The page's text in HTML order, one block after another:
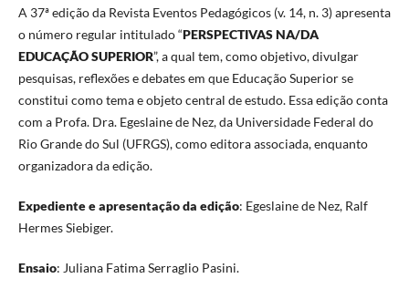
A 37ª edição da Revista Eventos Pedagógicos (v. 14, n. 3) apresenta
o número regular intitulado “PERSPECTIVAS NA/DA
EDUCAÇÃO SUPERIOR”, a qual tem, como objetivo, divulgar
pesquisas, reflexões e debates em que Educação Superior se
constitui como tema e objeto central de estudo. Essa edição conta
com a Profa. Dra. Egeslaine de Nez, da Universidade Federal do
Rio Grande do Sul (UFRGS), como editora associada, enquanto
organizadora da edição.
Expediente e apresentação da edição: Egeslaine de Nez, Ralf
Hermes Siebiger.
Ensaio: Juliana Fatima Serraglio Pasini.